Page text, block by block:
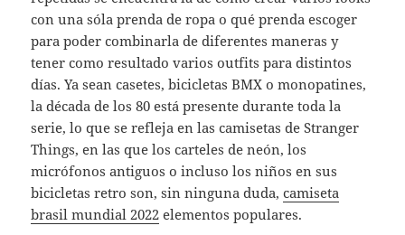
con una sóla prenda de ropa o qué prenda escoger
para poder combinarla de diferentes maneras y
tener como resultado varios outfits para distintos
días. Ya sean casetes, bicicletas BMX o monopatines,
la década de los 80 está presente durante toda la
serie, lo que se refleja en las camisetas de Stranger
Things, en las que los carteles de neón, los
micrófonos antiguos o incluso los niños en sus
bicicletas retro son, sin ninguna duda,camiseta
brasil mundial 2022 elementos populares.